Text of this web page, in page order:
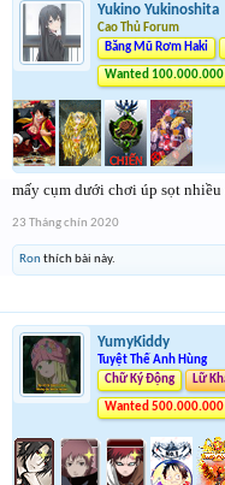
Yukino Yukinoshita
Cao Thủ Forum
Băng Mũ Rơm Haki
Wanted 100.000.000
mấy cụm dưới chơi úp sọt nhiều
23 Tháng chín 2020
Ronthích bài này.
YumyKiddy
Tuyệt Thế Anh Hùng
Chữ Ký Động
Lữ
Wanted 500.000.000